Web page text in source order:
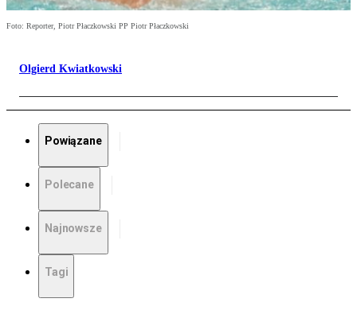
Foto: Reporter, Piotr Płaczkowski PP Piotr Płaczkowski
Olgierd Kwiatkowski
Powiązane
Polecane
Najnowsze
Tagi